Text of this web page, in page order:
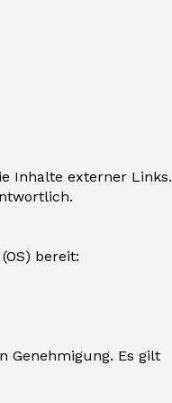
Inhalte externer Links.
bereit:
Genehmigung. Es gilt